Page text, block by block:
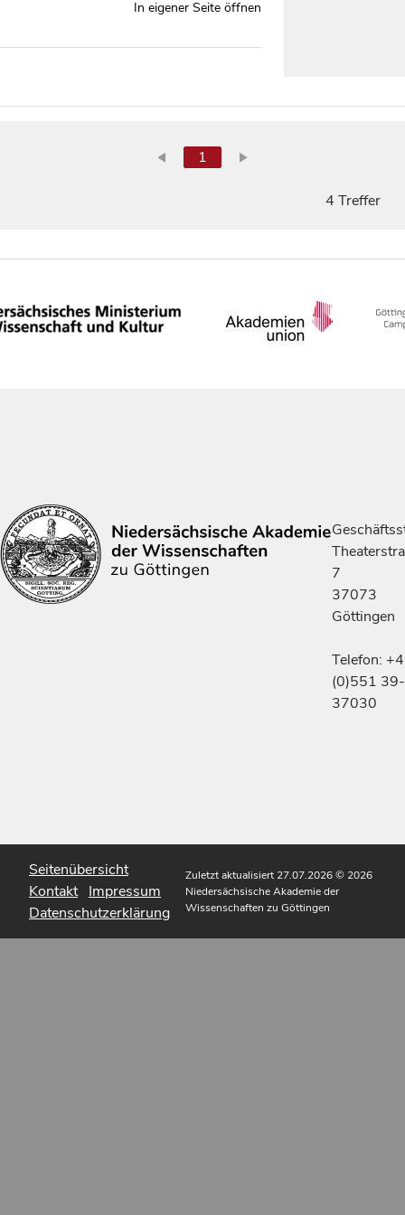
In eigener Seite öffnen
1
4 Treffer
7
37073
Göttingen
Telefon:
(0)551 39-
37030
Seitenübersicht
Kontakt Impressum
Datenschutzerklärung
Zuletzt aktualisiert 27.07.2026© 2026
Niedersächsische Akademie der
Wissenschaften zu Göttingen